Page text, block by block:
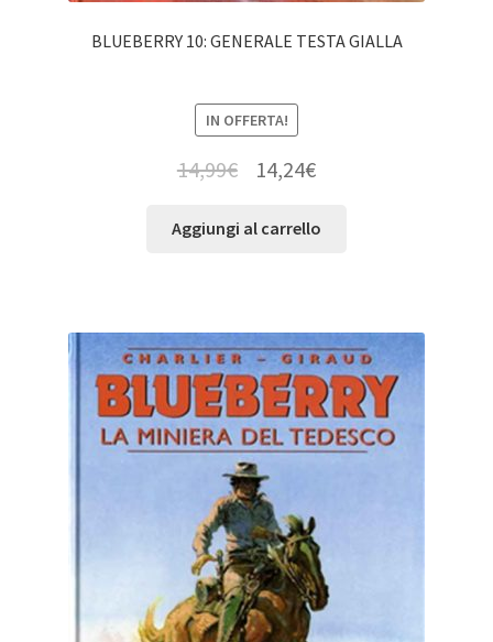
BLUEBERRY 10: GENERALE TESTA GIALLA
IN OFFERTA!
14,99€ 14,24€
Aggiungi al carrello